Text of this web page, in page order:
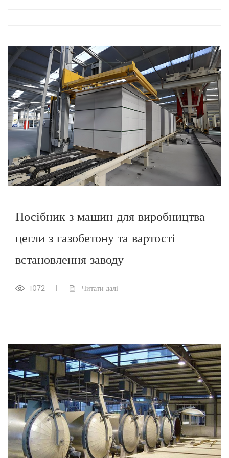
Посібник з машин для виробництва
цегли з газобетону та вартості
встановлення заводу
1072 | Читати далі